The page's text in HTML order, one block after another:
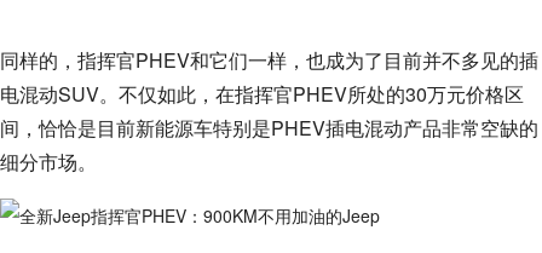
同样的，指挥官PHEV和它们一样，也成为了目前并不多见的插
电混动SUV。不仅如此，在指挥官PHEV所处的30万元价格区
间，恰恰是目前新能源车特别是PHEV插电混动产品非常空缺的
细分市场。